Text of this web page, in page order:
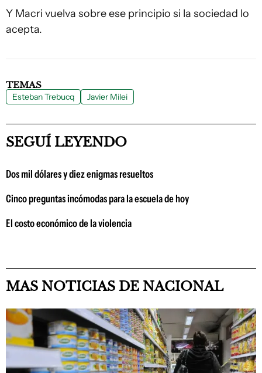
Y Macri vuelva sobre ese principio si la sociedad lo
acepta.
TEMAS
Esteban Trebucq Javier Milei
SEGUÍ LEYENDO
Dos mil dólares y diez enigmas resueltos
Cinco preguntas incómodas para la escuela de hoy
El costo económico de la violencia
MAS NOTICIAS DE NACIONAL